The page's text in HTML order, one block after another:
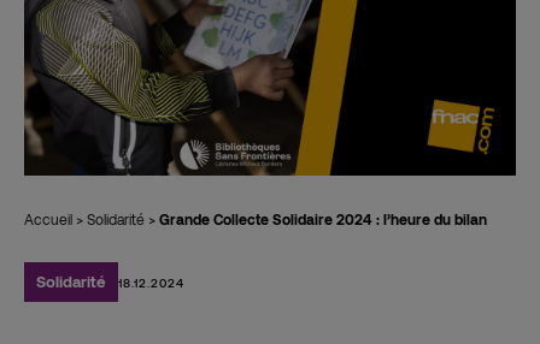
Accueil > Solidarité > Grande Collecte Solidaire 2024 : l’heure du bilan
Solidarité 18.12.2024